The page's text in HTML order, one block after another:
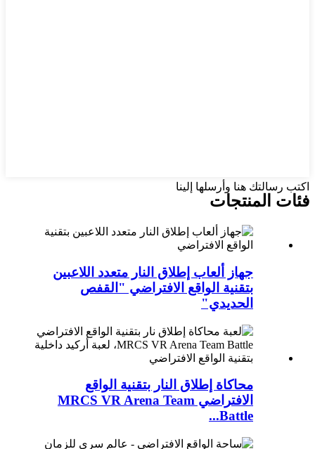
اكتب رسالتك هنا وأرسلها إلينا
فئات المنتجات
جهاز ألعاب إطلاق النار متعدد اللاعبين
بتقنية الواقع الافتراضي "القفص
الحديدي"
محاكاة إطلاق النار بتقنية الواقع
الافتراضي MRCS VR Arena Team
Battle...